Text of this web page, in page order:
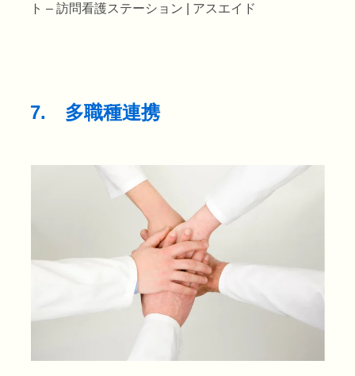
ト – 訪問看護ステーション | アスエイド
7. 多職種連携